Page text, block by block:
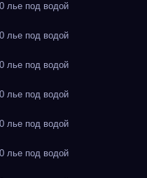
под водой
под водой
под водой
под водой
под водой
под водой